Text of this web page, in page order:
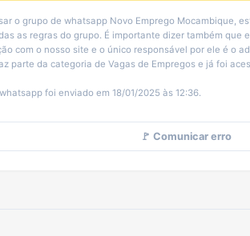
o grupo de whatsapp Novo Emprego Mocambique,
as regras do grupo. É importante dizer também que
com o nosso site e o único responsável por ele é o
parte da categoria de Vagas de Empregos e já foi
foi enviado em 18/01/2025 às 12:36.
🚩 Comunicar erro